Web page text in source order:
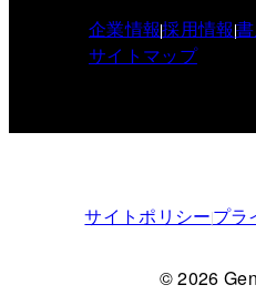
企業情報採用情報
サイトマップ
サイトポリシープラ
© 2026